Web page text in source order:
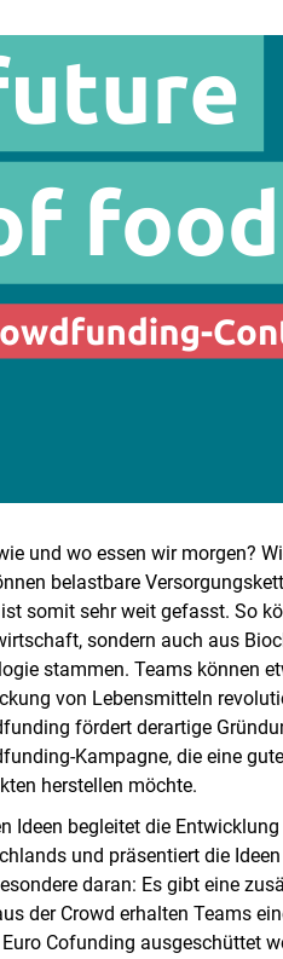
und wo essen wir morgen?
belastbare
somit sehr weit gefasst. So
sondern auch aus
stammen. Teams können
von Lebensmitteln
fördert derartige
Kampagne, die eine
herstellen möchte.
Ideen begleitet die
und präsentiert die
daran: Es gibt eine
der Crowd erhalten Teams
Cofunding ausgeschüttet